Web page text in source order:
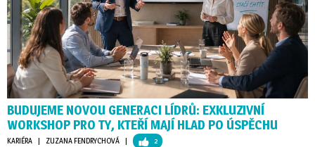
BUDUJEME NOVOU GENERACI LÍDRŮ: EXKLUZIVNÍ
WORKSHOP PRO TY, KTEŘÍ MAJÍ HLAD PO ÚSPĚCHU
KARIÉRA | ZUZANA FENDRYCHOVÁ | 2